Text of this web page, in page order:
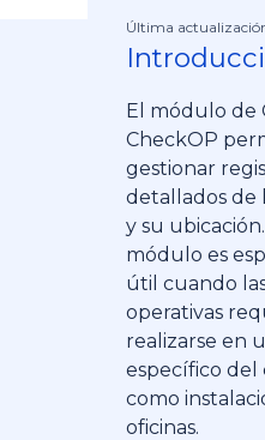
Última
El módulo de
CheckOP
gestionar
detallados de
y su
módulo es
útil cuando
operativas
realizarse en
específico del
como
oficinas.